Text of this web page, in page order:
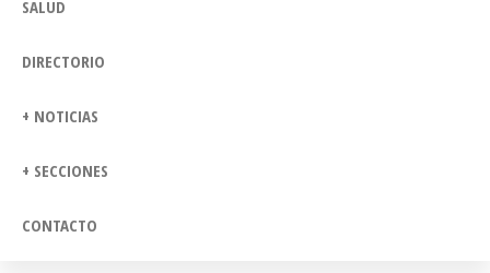
SALUD
DIRECTORIO
+ NOTICIAS
+ SECCIONES
CONTACTO